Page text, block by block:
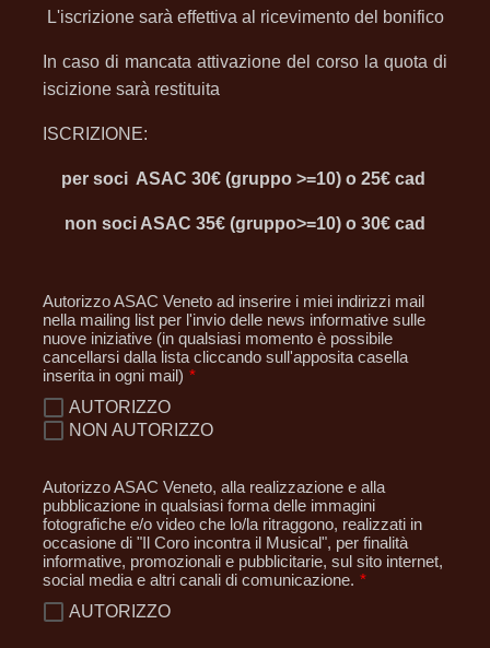
L'iscrizione sarà effettiva al ricevimento del bonifico
In caso di mancata attivazione del corso la quota di
iscizione sarà restituita
ISCRIZIONE:
per soci ASAC 30€ (gruppo >=10) o 25€ cad
non soci ASAC 35€ (gruppo>=10) o 30€ cad
Autorizzo ASAC Veneto ad inserire i miei indirizzi mail
nella mailing list per l'invio delle news informative sulle
nuove iniziative (in qualsiasi momento è possibile
cancellarsi dalla lista cliccando sull'apposita casella
inserita in ogni mail) *
AUTORIZZO
NON AUTORIZZO
Autorizzo ASAC Veneto, alla realizzazione e alla
pubblicazione in qualsiasi forma delle immagini
fotografiche e/o video che lo/la ritraggono, realizzati in
occasione di "Il Coro incontra il Musical", per finalità
informative, promozionali e pubblicitarie, sul sito internet,
social media e altri canali di comunicazione. *
AUTORIZZO